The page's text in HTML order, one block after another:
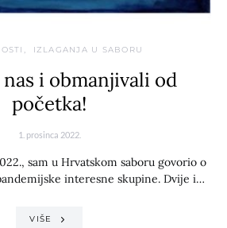
IZLAGANJA U SABORU
i obmanjivali od
početka!
1. prosinca 2022.
sam u Hrvatskom saboru govorio o
interesne skupine. Dvije i…
VIŠE